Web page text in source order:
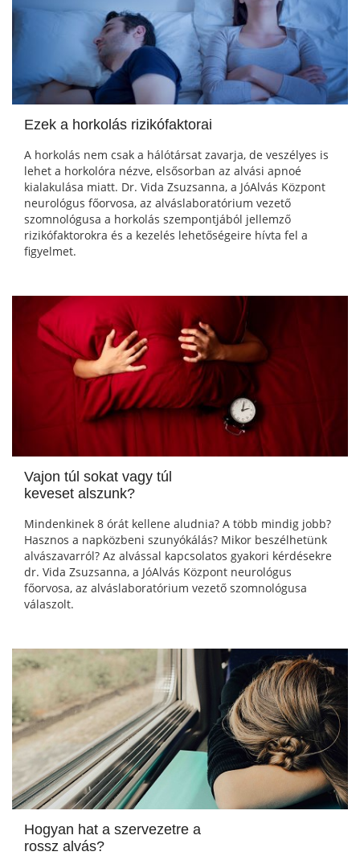
Ezek a horkolás rizikófaktorai
A horkolás nem csak a hálótársat zavarja, de veszélyes is
lehet a horkolóra nézve, elsősorban az alvási apnoé
kialakulása miatt. Dr. Vida Zsuzsanna, a JóAlvás Központ
neurológus főorvosa, az alváslaboratórium vezető
szomnológusa a horkolás szempontjából jellemző
rizikófaktorokra és a kezelés lehetőségeire hívta fel a
figyelmet.
Vajon túl sokat vagy túl
keveset alszunk?
Mindenkinek 8 órát kellene aludnia? A több mindig jobb?
Hasznos a napközbeni szunyókálás? Mikor beszélhetünk
alvászavarról? Az alvással kapcsolatos gyakori kérdésekre
dr. Vida Zsuzsanna, a JóAlvás Központ neurológus
főorvosa, az alváslaboratórium vezető szomnológusa
válaszolt.
Hogyan hat a szervezetre a
rossz alvás?